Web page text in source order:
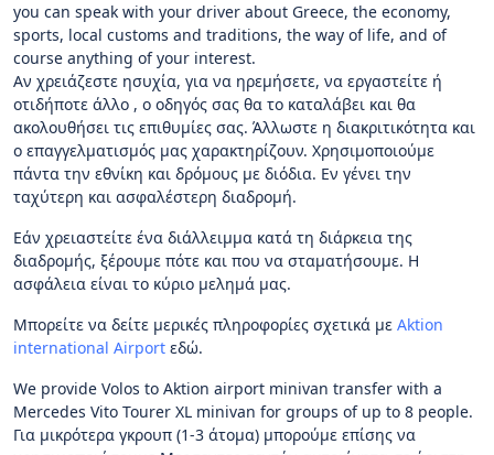
you can speak with your driver about Greece, the economy,
sports, local customs and traditions, the way of life, and of
course anything of your interest.
Αν χρειάζεστε ησυχία, για να ηρεμήσετε, να εργαστείτε ή
οτιδήποτε άλλο , ο οδηγός σας θα το καταλάβει και θα
ακολουθήσει τις επιθυμίες σας. Άλλωστε η διακριτικότητα και
ο επαγγελματισμός μας χαρακτηρίζουν. Χρησιμοποιούμε
πάντα την εθνίκη και δρόμους με διόδια. Εν γένει την
ταχύτερη και ασφαλέστερη διαδρομή.
Εάν χρειαστείτε ένα διάλλειμμα κατά τη διάρκεια της
διαδρομής, ξέρουμε πότε και που να σταματήσουμε. Η
ασφάλεια είναι το κύριο μελημά μας.
Μπορείτε να δείτε μερικές πληροφορίες σχετικά με Aktion
international Airport εδώ.
We provide Volos to Aktion airport minivan transfer with a
Mercedes Vito Tourer XL minivan for groups of up to 8 people.
Για μικρότερα γκρουπ (1-3 άτομα) μπορούμε επίσης να